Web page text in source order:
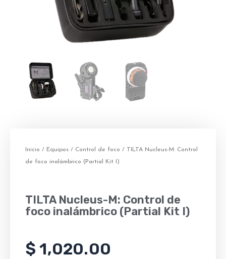
Inicio / Equipos / Control de foco / TILTA Nucleus-M: Control
de foco inalámbrico (Partial Kit I)
TILTA Nucleus-M: Control de
foco inalámbrico (Partial Kit I)
$ 1,020.00